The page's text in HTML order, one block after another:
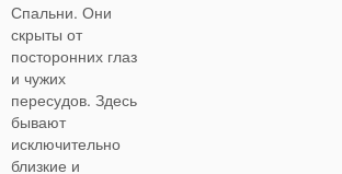
Спальни. Они
скрыты от
посторонних глаз
и чужих
пересудов. Здесь
бывают
исключительно
близкие и